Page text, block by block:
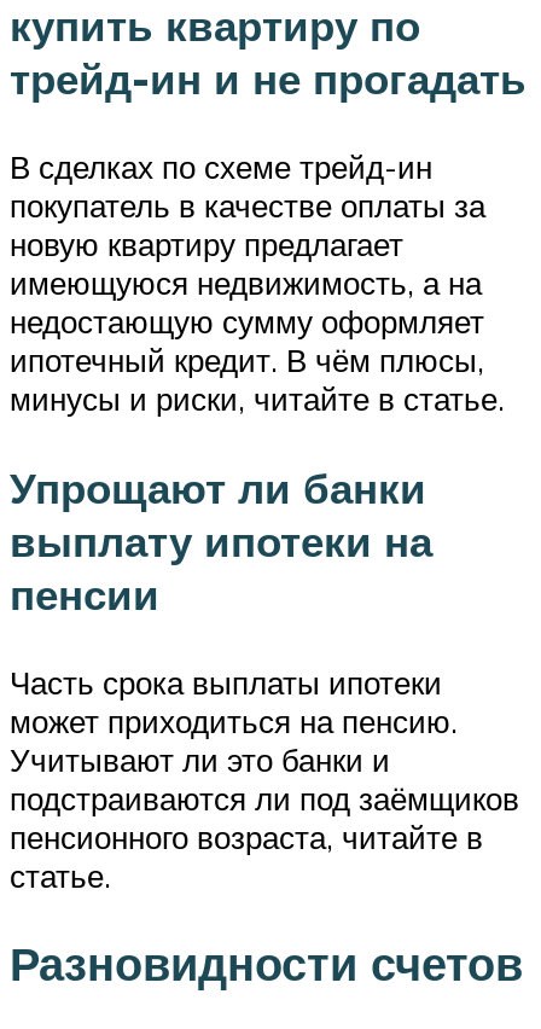
купить квартиру по
трейд-ин и не прогадать
В сделках по схеме трейд-ин
покупатель в качестве оплаты за
новую квартиру предлагает
имеющуюся недвижимость, а на
недостающую сумму оформляет
ипотечный кредит. В чём плюсы,
минусы и риски, читайте в статье.
Упрощают ли банки
выплату ипотеки на
пенсии
Часть срока выплаты ипотеки
может приходиться на пенсию.
Учитывают ли это банки и
подстраиваются ли под заёмщиков
пенсионного возраста, читайте в
статье.
Разновидности счетов